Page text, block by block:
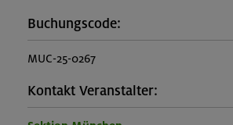
Buchungscode:
MUC-25-0267
Kontakt Veranstalter: